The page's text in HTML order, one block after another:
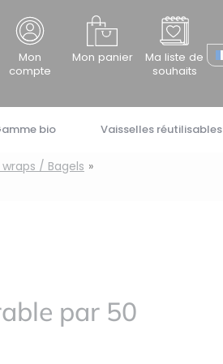
Mon
compte
Mon panier
Ma liste de
souhaits
bio Vaisselles réutilisables
/ Bagels
par 50